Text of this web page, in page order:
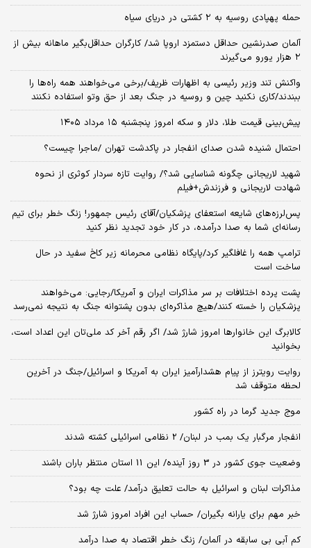
حمله پهپادی روسیه به ۲ کشتی در دریای سیاه
آلمان صدرنشین حداقل دستمزد اروپا شد/ کارگران حداقل‌بگیر ماهانه بیش از
۲ هزار یورو می‌گیرند
واکنش تند وزیر رئیسی به اظهارات ظریف/برخی می‌خواهند همه راه‌ها را
ببندند/کاری نکنید چین و روسیه در جنگ بعد از حق وتو استفاده نکنند
پیش‌بینی قیمت طلا، دلار و سکه امروز پنجشنبه ۱۵ مرداد ۱۴۰۵
احتمال شنیده شدن صدای انفجار در پاکدشت تهران /ماجرا چیست؟
شهید لاریجانی چگونه شناسایی شد؟/ روایت تازه سردار کوثری از نحوه
شهادت لاریجانی و فرزندش+فیلم
پس‌لرزه‌های شایعه استعفای پزشکیان/آقای رئیس جمهور! زنگ خطر برای تیم
رسانه‌ای شما به صدا درآمده، در کار خود تجدید نظر کنید
ترامپ همه را غافلگیر کرد/پایگاه نظامی محرمانه زیر کاخ سفید در حال
ساخت است
پشت پرده اختلافات بر سر مذاکرات ایران و آمریکا/رجایی: می‌خواهند
پزشکیان را خسته کنند/هیچ مذاکره‌ای بدون پشتوانه جنگ به نتیجه نمی‌رسد
کالابرگ این خانوارها امروز شارژ شد/ اگر رقم آخر کد ملی‌تان این اعداد است،
بخوانید
روایت رویترز از پیام هشدارآمیز ایران به آمریکا و اسرائیل/جنگ در آخرین
لحظه متوقف شد
موج جدید گرما در راه کشور
انفجار مرگبار یک بمب در لبنان/ 2 نظامی اسرائیلی کشته شدند
وضعیت جوی کشور در 3 روز آینده/ این 11 استان منتظر باران باشند
مذاکرات لبنان و اسرائیل به حالت تعلیق درآمد/ علت چه بود؟
خبر مهم برای یارانه بگیران/ حساب این افراد امروز شارژ شد
کم آبی بی سابقه در آلمان/ زنگ خطر اقتصاد به صدا درآمد